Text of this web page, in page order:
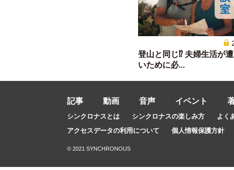
登山と同じ⁉ 夫婦生活が
いために必...
記事 動画 音声 イベント
シンクロナスとは シンクロナスの楽しみ方 よく
アクセスデータの利用について
個人情報保護方針
© 2021 SYNCHRONOUS